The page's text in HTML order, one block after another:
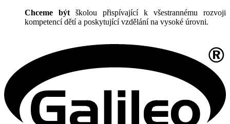
Chceme být školou přispívající k všestrannému rozvoji
kompetencí dětí a poskytující vzdělání na vysoké úrovni.